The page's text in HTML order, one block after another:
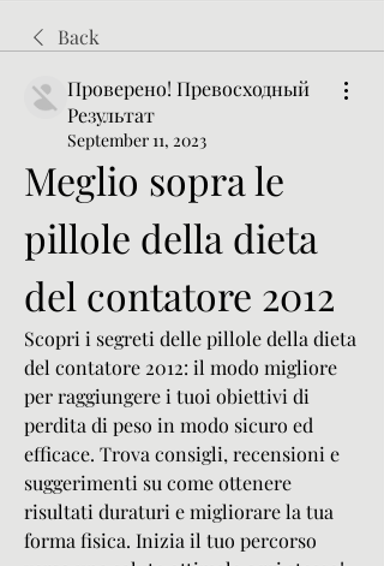
Back
Проверено! Превосходный
Результат
September 11, 2023
Meglio sopra le
pillole della dieta
del contatore 2012
Scopri i segreti delle pillole della dieta
del contatore 2012: il modo migliore
per raggiungere i tuoi obiettivi di
perdita di peso in modo sicuro ed
efficace. Trova consigli, recensioni e
suggerimenti su come ottenere
risultati duraturi e migliorare la tua
forma fisica. Inizia il tuo percorso